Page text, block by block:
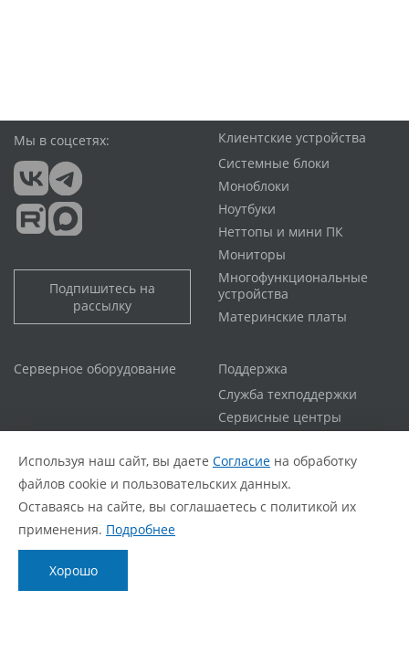
Мы в соцсетях:
Подпишитесь на
рассылку
Клиентские устройства
Системные блоки
Моноблоки
Ноутбуки
Неттопы и мини ПК
Мониторы
Многофункциональные
устройства
Материнские платы
Серверное оборудование
Поддержка
Служба техподдержки
Сервисные центры
Расширенная гарантия
Статус ремонта
FAQ
О компании
Используя наш сайт, вы даете Согласие на обработку
файлов cookie и пользовательских данных.
Оставаясь на сайте, вы соглашаетесь с политикой их
применения. Подробнее
Хорошо